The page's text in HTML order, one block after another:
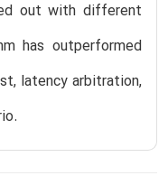
out with different
has outperformed
latency arbitration,